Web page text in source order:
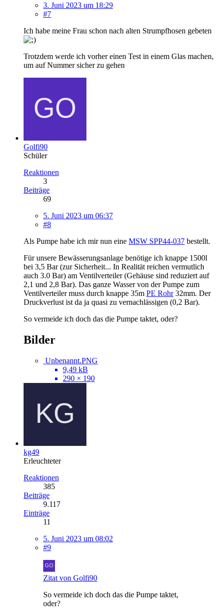
3. Juni 2023 um 18:29
#7
Ich habe meine Frau schon nach alten Strumpfhosen gebeten
Trotzdem werde ich vorher einen Test in einem Glas machen,
um auf Nummer sicher zu gehen
Golfi90
Schüler
Reaktionen
3
Beiträge
69
5. Juni 2023 um 06:37
#8
Als Pumpe habe ich mir nun eine MSW SPP44-037 bestellt.
Für unsere Bewässerungsanlage benötige ich knappe 1500l
bei 3,5 Bar (zur Sicherheit... In Realität reichen vermutlich
auch 3.0 Bar) am Ventilverteiler (Gehäuse sind reduziert auf
2,1 und 2,8 Bar). Das ganze Wasser von der Pumpe zum
Ventilverteiler muss durch knappe 35m PE Rohr32mm. Der
Druckverlust ist da ja quasi zu vernachlässigen (0,2 Bar).
So vermeide ich doch das die Pumpe taktet, oder?
Bilder
Unbenannt.PNG
9,49 kB
290 × 190
kg49
Erleuchteter
Reaktionen
385
Beiträge
9.117
Einträge
11
5. Juni 2023 um 08:02
#9
Zitat von Golfi90
So vermeide ich doch das die Pumpe taktet,
oder?